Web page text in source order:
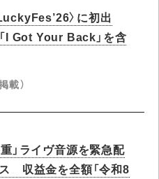
〉に初出
Got Your Back」を含
載）
重」ライヴ音源を緊急配
収益金を全額「令和8